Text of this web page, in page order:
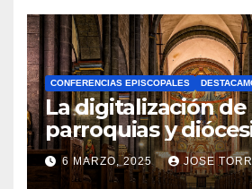
CONFERENCIAS EPISCOPALES
La digitalización de
parroquias y
realidad ya para el
la Iglesia
6 MARZO, 2025 JOSE